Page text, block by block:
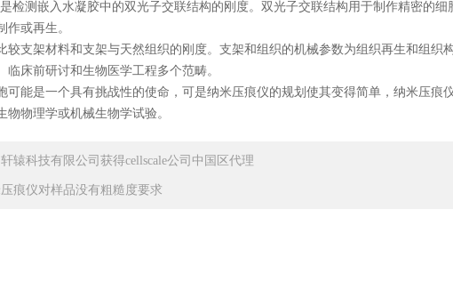
测嵌入水凝胶中的双光子交联结构的刚度。双光子交联结构用于制作精密的细
作或再生。
支架材料和支架与天然组织的刚度。支架和组织的机械参数为组织再生和组织
临床前研讨和生物医学工程多个范畴。
能是一个具有挑战性的使命，可是纳米压痕仪的规划使其变得简单，纳米压痕
物物理学或机械生物学试验。
辕科技有限公司获得cellscale公司中国区代理
痕仪对样品没有粗糙度要求